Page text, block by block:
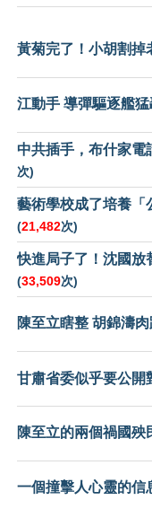
黃菊完了！小胡割掉
江動手 導彈驅逐艦
中共插手，布什家電
次)
藝術學校成了培養「
(21,482次)
快進局子了！沈國放
(33,509次)
陳至立瞎整 胡錦濤
甘肅省委似乎要公開
陳至立的兩個禍國殃
一個撞擊人心靈的信